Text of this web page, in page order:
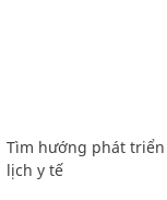
Tìm hướng phát
lịch y tế